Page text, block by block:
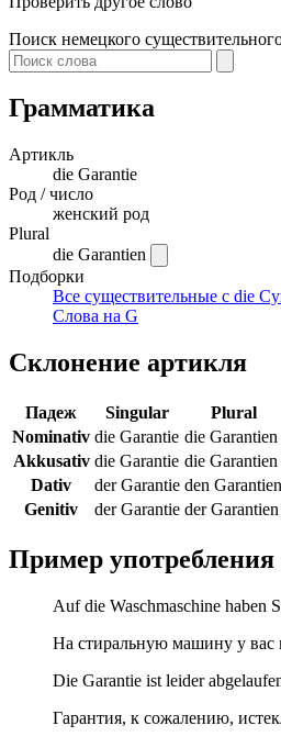
Поиск немецкого
Грамматика
Артикль
die Garantie
Род / число
женский род
Plural
die Garantien
Подборки
Все существительные с die
Слова на G
Склонение артикля
Падеж Singular
Plural
Nominativ die Garantie die Garantien
Akkusativ die Garantie die Garantien
Dativ
der Garantie den Garantien
Genitiv
der Garantie der Garantien
Пример употребления
Auf die Waschmaschine haben
На стиральную машину у вас
Die Garantie ist leider
Гарантия, к сожалению,